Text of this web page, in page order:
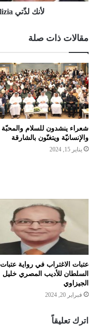
لأنك لذّتي Poiché tu sei la mia delizia
مقالات ذات صلة
شعراء ينشدون للسلام والمحبّة
والإنسانيّة ويتغنّون بالشارقة
يناير 15, 2024
عتبات الاغتراب في رواية عتبات
السلطان للأديب المصري خليل
الجيزاوي
فبراير 20, 2024
اترك تعليقاً